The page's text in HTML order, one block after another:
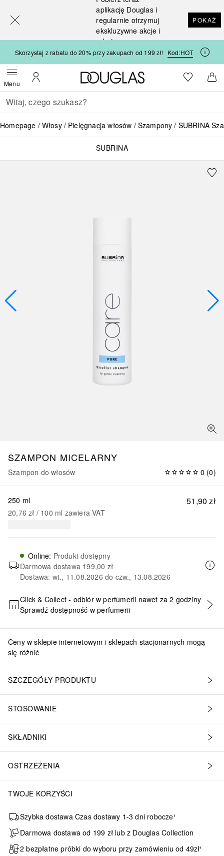
aplikację Douglas i
regularnie otrzymuj
ekskluzywne akcje i
rabaty
POKAŻ
Skorzystaj z rabatu do 20% przy zakupach od 199 zł! Kod:HOT
MenuOtwórz menuMoje konto
Strona główna Douglas
Do listyDo
Wracać
Wykonaj wyszukiwanie
Homepage Włosy Pielęgnacja włosów Szampony SUBRINA
SUBRINA
SZAMPON MICELARNY
Szampon do włosów 0 (0)
51,90 zł
250 ml
20,76 zł / 100 ml zawiera VAT
Online: Produkt dostępny
Darmowa dostawa 199,00 zł
Dostawa: wt., 11.08.2026 do czw., 13.08.2026
DODAJ DO KOSZYKA
Click & Collect - odbiór w perfumerii nawet za 2 godziny
Sprawdź dostępność w perfumerii
Ceny w sklepie internetowym i sklepach stacjonarnych mogą
się różnić
SZCZEGÓŁY PRODUKTU
STOSOWANIE
SKŁADNIKI
OSTRZEŻENIA
TWOJE KORZYŚCI
Szybka dostawa Czas dostawy 1-3 dni robocze¹
Darmowa dostawa od 199 zł lub z Douglas Collection
2 bezpłatne próbki do wyboru przy zamówieniu od 49zł¹
[navigation.slideout.screenreader]